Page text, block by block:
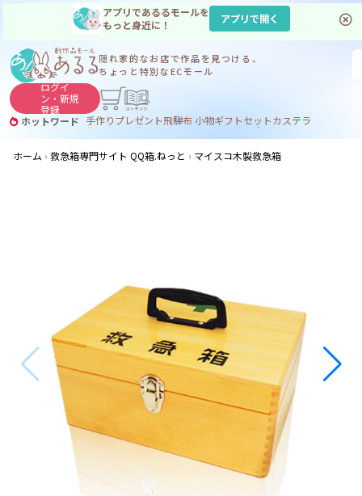
アプリであるるモールを
もっと身近に！
アプリで開く
隠れ家的なお店で作品を見つける、
ちょっと特別なECモール
ログイ
ン・新規
登録
ホットワード 手作りプレゼント飛騨布 小物ギフトセットカステラ
サヌカイト コーヒー
ジンギスカン
ホーム
救急箱専門サイト QQ箱.ねっと マイスコ木製救急箱